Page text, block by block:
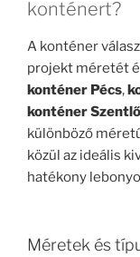
konténert?
A konténer
projekt méretét
konténer Pécs,
konténer
különböző
közül az ideális
hatékony
Méretek és